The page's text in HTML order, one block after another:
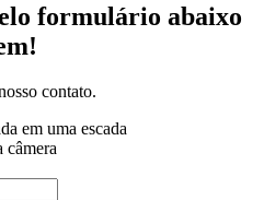
formulário abaixo
contato.